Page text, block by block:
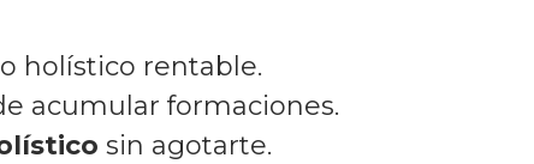
holístico rentable.
acumular formaciones.
sin agotarte.